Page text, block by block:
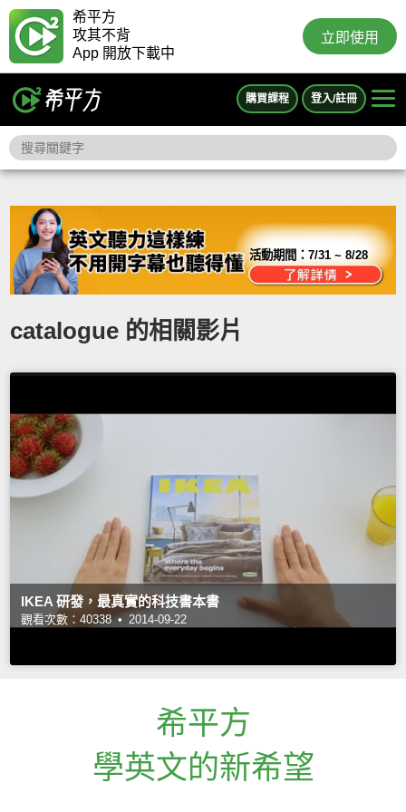
希平方
攻其不背
App 開放下載中
立即使用
購買課程 登入/註冊
活動期間：7/31 ~ 8/28
catalogue 的相關影片
IKEA 研發，最真實的科技書本書
觀看次數：40338 • 2014-09-22
希平方
學英文的新希望